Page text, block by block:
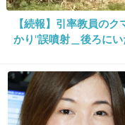
ーンありませんか
シーズン２の義
を車で邪魔した
イラついて持っ
て、それが綺麗
笑しました(笑)あ
【続報】引率教員の
かり"誤噴射＿後ろに
出没に備え「安全装
はトムラウシ山からヘ